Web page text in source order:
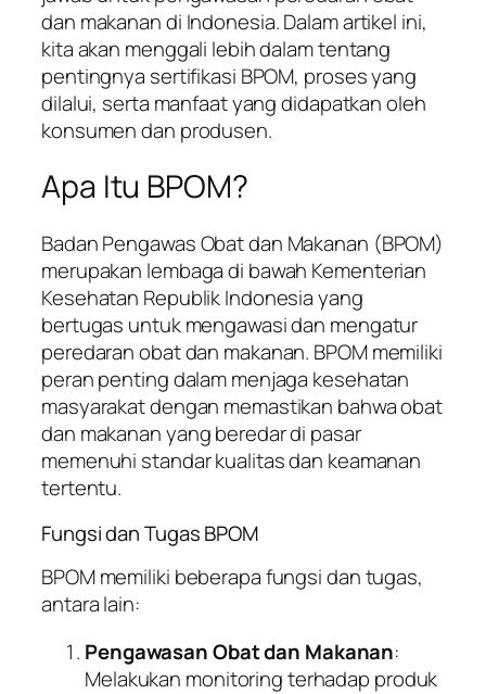
dan makanan di Indonesia. Dalam artikel ini,
kita akan menggali lebih dalam tentang
pentingnya sertifikasi BPOM, proses yang
dilalui, serta manfaat yang didapatkan oleh
konsumen dan produsen.
Apa Itu BPOM?
Badan Pengawas Obat dan Makanan (BPOM)
merupakan lembaga di bawah Kementerian
Kesehatan Republik Indonesia yang
bertugas untuk mengawasi dan mengatur
peredaran obat dan makanan. BPOM memiliki
peran penting dalam menjaga kesehatan
masyarakat dengan memastikan bahwa obat
dan makanan yang beredar di pasar
memenuhi standar kualitas dan keamanan
tertentu.
Fungsi dan Tugas BPOM
BPOM memiliki beberapa fungsi dan tugas,
antara lain:
Pengawasan Obat dan Makanan:
Melakukan monitoring terhadap produk